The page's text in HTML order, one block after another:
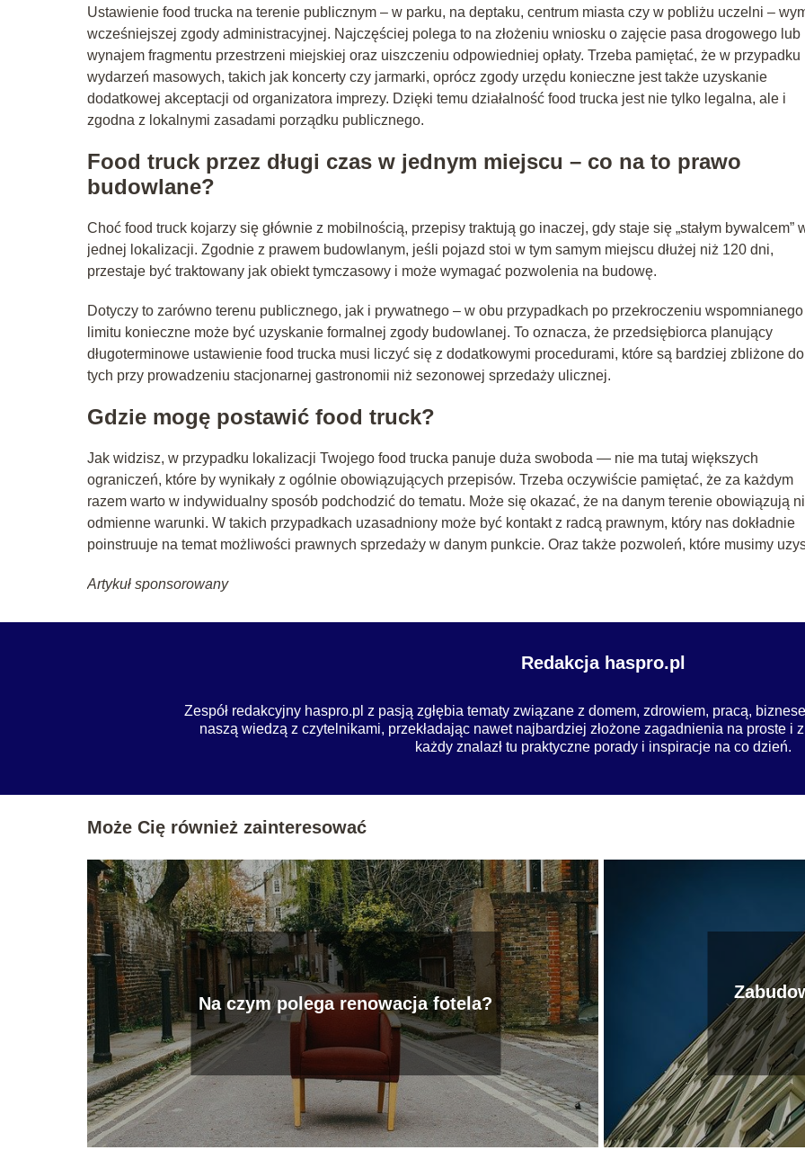
Ustawienie food trucka na terenie publicznym – w parku, na deptaku, centrum miasta czy w pobliżu uczelni –
wcześniejszej zgody administracyjnej. Najczęściej polega to na złożeniu wniosku o zajęcie pasa drogowego lub
wynajem fragmentu przestrzeni miejskiej oraz uiszczeniu odpowiedniej opłaty. Trzeba pamiętać, że w przypadku
wydarzeń masowych, takich jak koncerty czy jarmarki, oprócz zgody urzędu konieczne jest także uzyskanie
dodatkowej akceptacji od organizatora imprezy. Dzięki temu działalność food trucka jest nie tylko legalna, ale i
zgodna z lokalnymi zasadami porządku publicznego.
Food truck przez długi czas w jednym miejscu – co na to prawo
budowlane?
Choć food truck kojarzy się głównie z mobilnością, przepisy traktują go inaczej, gdy staje się „stałym bywalcem”
jednej lokalizacji. Zgodnie z prawem budowlanym, jeśli pojazd stoi w tym samym miejscu dłużej niż 120 dni,
przestaje być traktowany jak obiekt tymczasowy i może wymagać pozwolenia na budowę.
Dotyczy to zarówno terenu publicznego, jak i prywatnego – w obu przypadkach po przekroczeniu wspomnianego
limitu konieczne może być uzyskanie formalnej zgody budowlanej. To oznacza, że przedsiębiorca planujący
długoterminowe ustawienie food trucka musi liczyć się z dodatkowymi procedurami, które są bardziej zbliżone do
tych przy prowadzeniu stacjonarnej gastronomii niż sezonowej sprzedaży ulicznej.
Gdzie mogę postawić food truck?
Jak widzisz, w przypadku lokalizacji Twojego food trucka panuje duża swoboda — nie ma tutaj większych
ograniczeń, które by wynikały z ogólnie obowiązujących przepisów. Trzeba oczywiście pamiętać, że za każdym
razem warto w indywidualny sposób podchodzić do tematu. Może się okazać, że na danym terenie obowiązują
odmienne warunki. W takich przypadkach uzasadniony może być kontakt z radcą prawnym, który nas dokładnie
poinstruuje na temat możliwości prawnych sprzedaży w danym punkcie. Oraz także pozwoleń, które musimy
Artykuł sponsorowany
Redakcja haspro.pl
Zespół redakcyjny haspro.pl z pasją zgłębia tematy związane z domem, zdrowiem, pracą,
naszą wiedzą z czytelnikami, przekładając nawet najbardziej złożone zagadnienia na proste i
każdy znalazł tu praktyczne porady i inspiracje na co dzień.
Może Cię również zainteresować
Na czym polega renowacja fotela?